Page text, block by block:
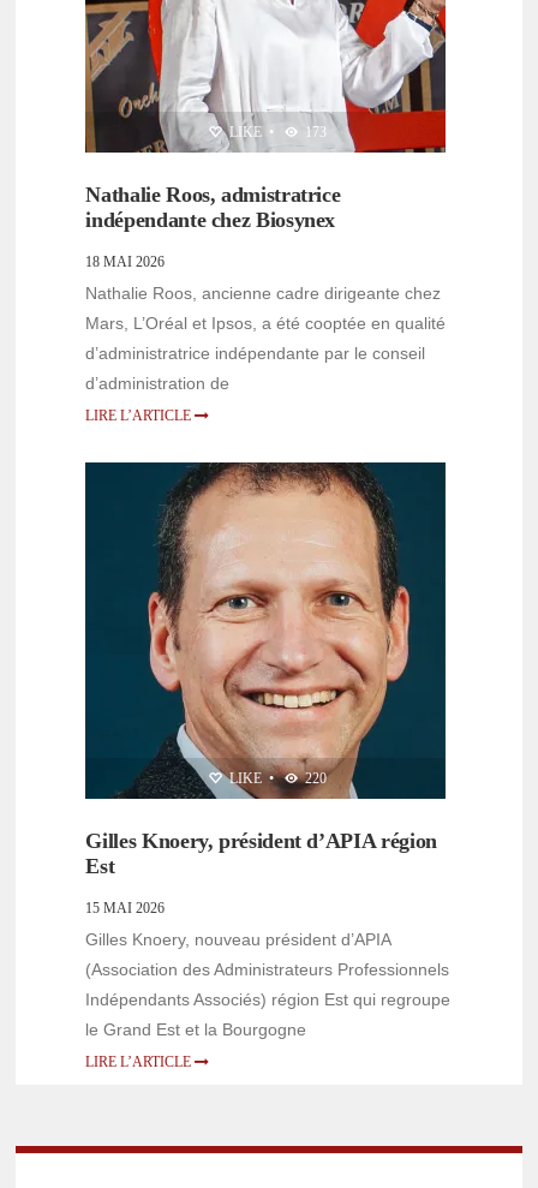
LIKE • 173
Nathalie Roos, admistratrice
indépendante chez Biosynex
18 MAI 2026
Nathalie Roos, ancienne cadre dirigeante chez
Mars, L’Oréal et Ipsos, a été cooptée en qualité
d’administratrice indépendante par le conseil
d’administration de
LIRE L’ARTICLE PERSONNALITÉS
LIKE • 220
Gilles Knoery, président d’APIA région
Est
15 MAI 2026
Gilles Knoery, nouveau président d’APIA
(Association des Administrateurs Professionnels
Indépendants Associés) région Est qui regroupe
le Grand Est et la Bourgogne
LIRE L’ARTICLE